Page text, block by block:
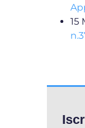
15